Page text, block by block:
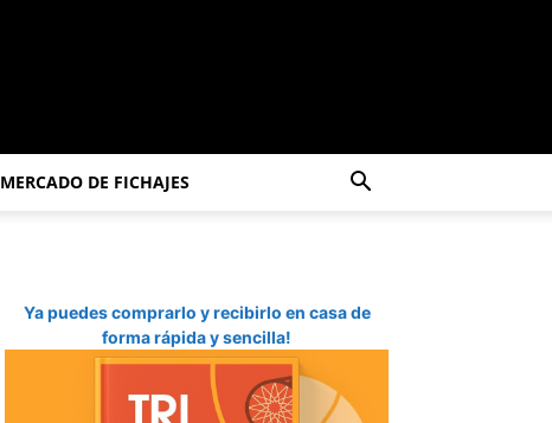
MERCADO DE FICHAJES
Ya puedes comprarlo y recibirlo en casa de
forma rápida y sencilla!